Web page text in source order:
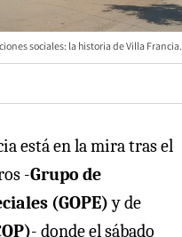
sociales: la historia de Villa Francia.
está en la mira tras el
-Grupo de
(GOPE)y de
- donde el sábado